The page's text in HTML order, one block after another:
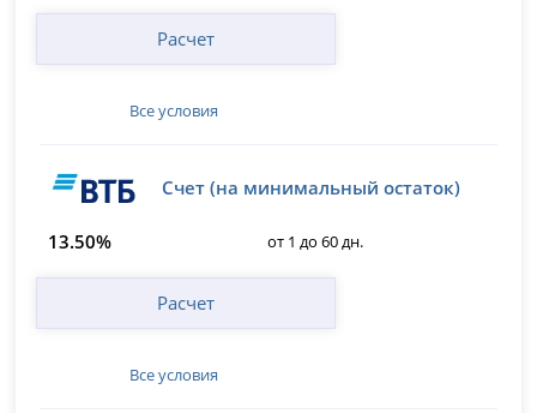
Расчет
Все условия
Счет (на минимальный остаток)
13.50% от 1 до 60 дн.
Расчет
Все условия